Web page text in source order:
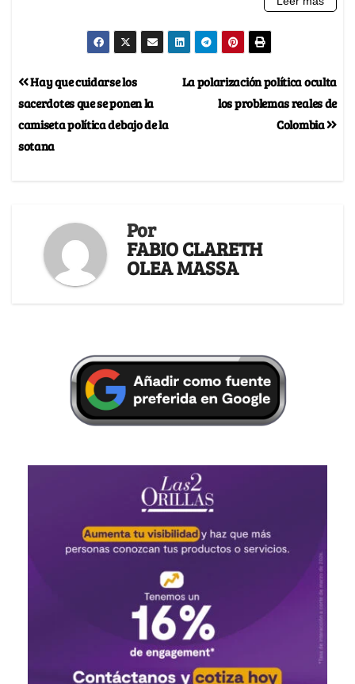
La polarización política oculta
los problemas reales de
Colombia
Hay que cuidarse los
sacerdotes que se ponen la
camiseta política debajo de la
sotana
Por
FABIO CLARETH
OLEA MASSA